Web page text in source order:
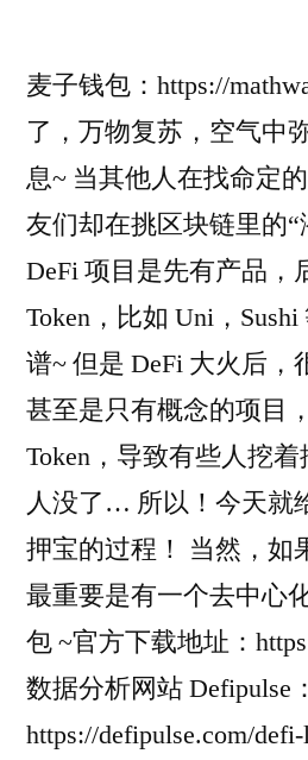
麦子钱包：https://
了，万物复苏，空气中
息~ 当其他人在找命定
友们却在挑区块链里的“
DeFi 项目是先有产品，
Token，比如 Uni，
谱~ 但是 DeFi 大火后，
甚至是只有概念的项目
Token，导致有些人挖着
人没了… 所以！今天就
押宝的过程！ 当然，如
最重要是有一个去中
包 ~官方下载地址：
数据分析网站 Defipulse：
https://defipulse.com/